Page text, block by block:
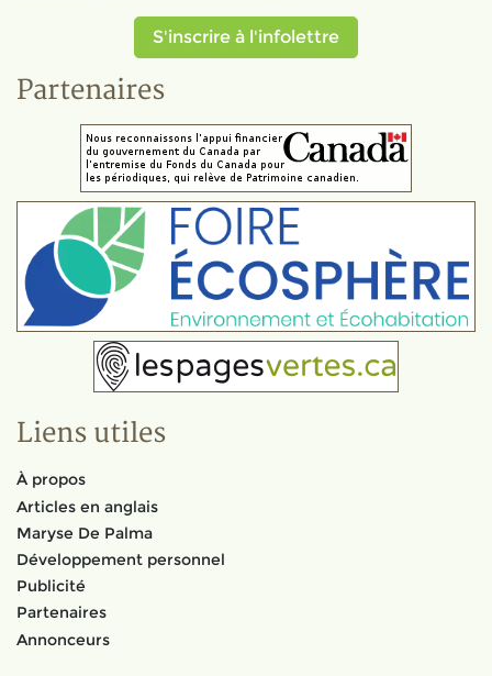
S'inscrire à l'infolettre
Partenaires
Liens utiles
À propos
Articles en anglais
Maryse De Palma
Développement personnel
Publicité
Partenaires
Annonceurs